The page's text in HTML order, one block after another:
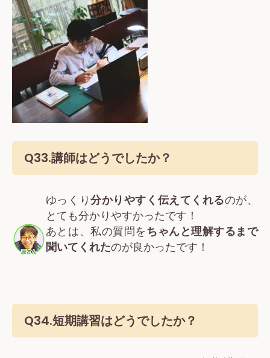
Q33.講師はどうでしたか？
ゆっくり分かりやすく伝えてくれるのが、
とても分かりやすかったです！
あとは、私の質問をちゃんと理解するまで
聞いてくれたのが良かったです！
Q34.短期講習はどうでしたか？